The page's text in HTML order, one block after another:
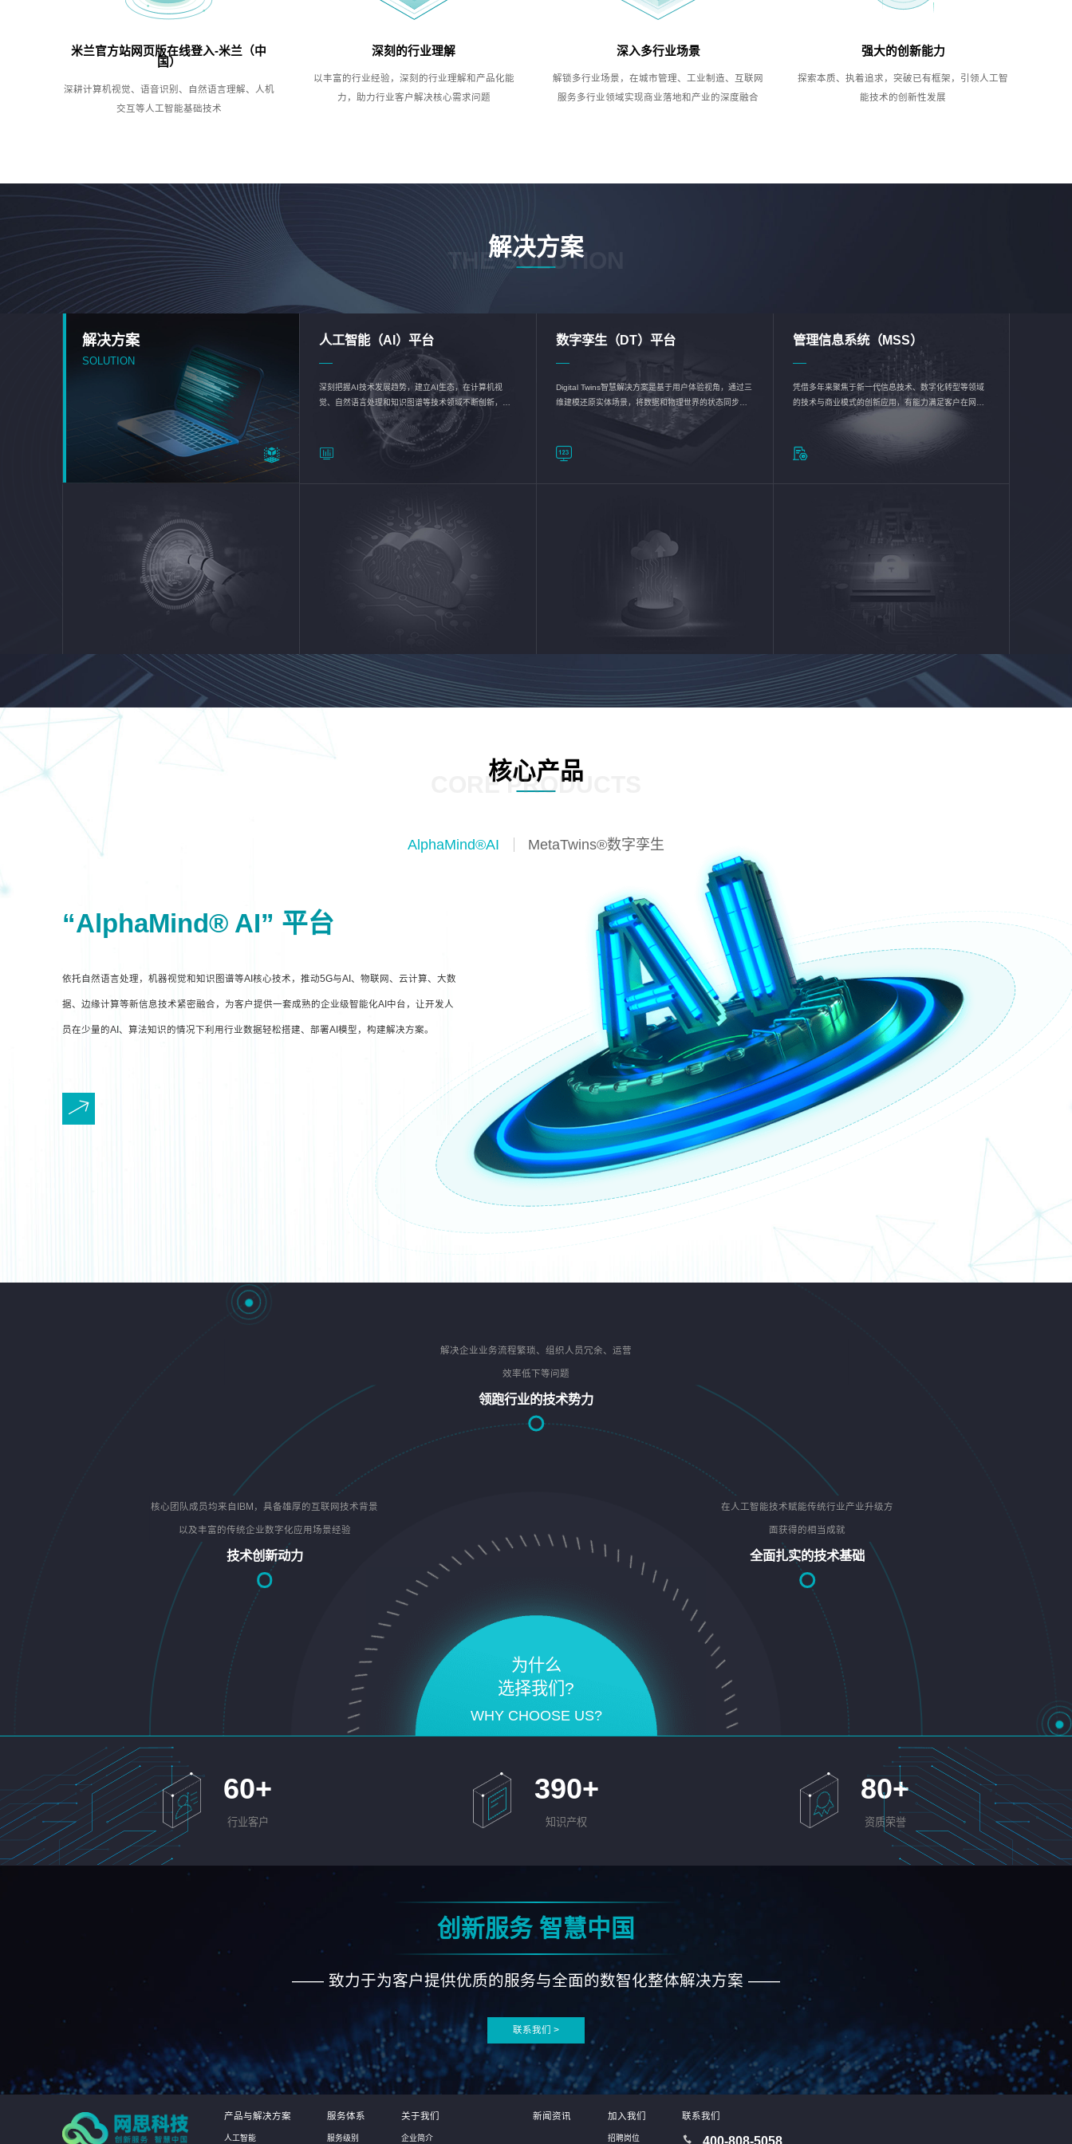
米兰官方站网页版在线登入-米兰（中
国）
深耕计算机视觉、语音识别、自然语言理解、人机
交互等人工智能基础技术
深刻的行业理解
以丰富的行业经验，深刻的行业理解和产品化能
力，助力行业客户解决核心需求问题
深入多行业场景
解锁多行业场景，在城市管理、工业制造、互联网
服务多行业领域实现商业落地和产业的深度融合
强大的创新能力
探索本质、执着追求，突破已有框架，引领人工智
能技术的创新性发展
解决方案
THE SOLUTION
解决方案
SOLUTION
人工智能（AI）平台
深刻把握AI技术发展趋势，建立AI生态，在计算机视
觉、自然语言处理和知识图谱等技术领域不断创新，持
续优化企业数智化转型加速器—AlphaMind®AI能力开放
数字孪生（DT）平台
Digital Twins智慧解决方案是基于用户体验视角，通过三
维建模还原实体场景，将数据和物理世界的状态同步呈
现，使用户对关键数据有更直观的感受，推动各行业完
成智能化转型，实现新旧动能的转换
管理信息系统（MSS）
凭借多年来聚焦于新一代信息技术、数字化转型等领域
的技术与商业模式的创新应用，有能力满足客户在网络
优化、运营维护和信息安全防护等方面的需求，为客户
核心产品
CORE PRODUCTS
AlphaMind®AI MetaTwins®数字孪生
“AlphaMind® AI” 平台
依托自然语言处理，机器视觉和知识图谱等AI核心技术，推动5G与AI、物联网、云计算、大数
据、边缘计算等新信息技术紧密融合，为客户提供一套成熟的企业级智能化AI中台，让开发人
员在少量的AI、算法知识的情况下利用行业数据轻松搭建、部署AI模型，构建解决方案。
为什么
选择我们?
WHY CHOOSE US?
核心团队成员均来自IBM，具备雄厚的互联网技术背景
以及丰富的传统企业数字化应用场景经验
技术创新动力
解决企业业务流程繁琐、组织人员冗余、运营
效率低下等问题
领跑行业的技术势力
在人工智能技术赋能传统行业产业升级方
面获得的相当成就
全面扎实的技术基础
60+
行业客户
390+
知识产权
80+
资质荣誉
创新服务 智慧中国
—— 致力于为客户提供优质的服务与全面的数智化整体解决方案 ——
联系我们 >
产品与解决方案
人工智能
服务体系
服务级别
关于我们
企业简介
新闻资讯 加入我们
招聘岗位
联系我们
400-808-5058